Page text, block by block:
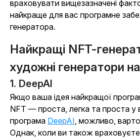
враховувати вищезазначені
найкраще для вас програмне
генератора.
Найкращі NFT-
художні генератори
1. DeepAI
Якщо ваша ідея найкращої
NFT — проста, легка та проста у
програма DeepAI, можливо, варто
Однак, коли ви також